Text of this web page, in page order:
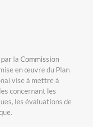
la Commission
en œuvre du Plan
vise à mettre à
concernant les
les évaluations de